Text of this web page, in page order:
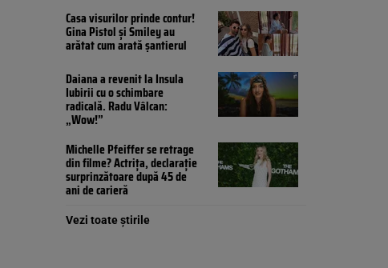
Casa visurilor prinde contur!
Gina Pistol și Smiley au
arătat cum arată șantierul
Daiana a revenit la Insula
Iubirii cu o schimbare
radicală. Radu Vâlcan:
„Wow!”
Michelle Pfeiffer se retrage
din filme? Actrița, declarație
surprinzătoare după 45 de
ani de carieră
Vezi toate știrile